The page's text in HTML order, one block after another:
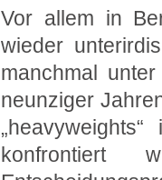
Vor allem in
wieder
manchmal
neunziger
konfrontiert